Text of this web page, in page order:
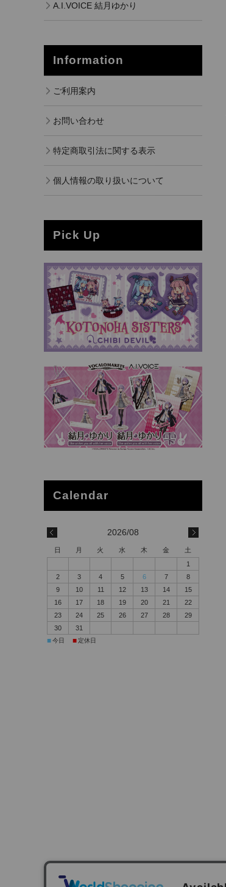
A.I.VOICE 結月ゆかり
Information
ご利用案内
お問い合わせ
特定商取引法に関する表示
個人情報の取り扱いについて
Pick Up
2026/08
日 月 火 水 木 金
土
1
2
3 4 5 6 7
8
9
10 11 12 13 14
15
16
17 18 19 20 21
22
23
24 25 26 27 28
29
30
31
■今日 ■ 定休日